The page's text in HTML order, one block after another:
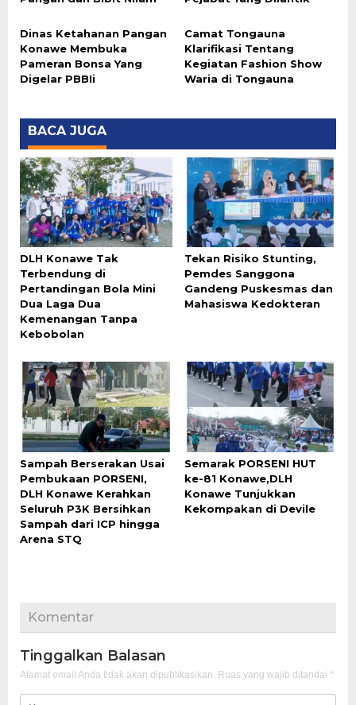
Dinas Ketahanan Pangan
Konawe Membuka
Pameran Bonsa Yang
Digelar PBBIi
Camat Tongauna
Klarifikasi Tentang
Kegiatan Fashion Show
Waria di Tongauna
BACA JUGA
DLH Konawe Tak
Terbendung di
Pertandingan Bola Mini
Dua Laga Dua
Kemenangan Tanpa
Kebobolan
Tekan Risiko Stunting,
Pemdes Sanggona
Gandeng Puskesmas dan
Mahasiswa Kedokteran
Sampah Berserakan Usai
Pembukaan PORSENI,
DLH Konawe Kerahkan
Seluruh P3K Bersihkan
Sampah dari ICP hingga
Arena STQ
Semarak PORSENI HUT
ke-81 Konawe,DLH
Konawe Tunjukkan
Kekompakan di Devile
Komentar
Tinggalkan Balasan
Alamat email Anda tidak akan dipublikasikan. Ruas yang wajib ditandai *